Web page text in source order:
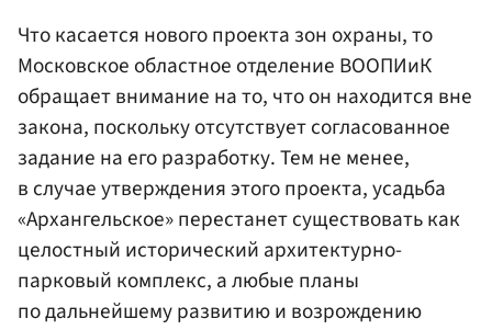
Что касается нового проекта зон охраны, то
Московское областное отделение ВООПИиК
обращает внимание на то, что он находится вне
закона, поскольку отсутствует согласованное
задание на его разработку. Тем не менее,
в случае утверждения этого проекта, усадьба
«Архангельское» перестанет существовать как
целостный исторический архитектурно-
парковый комплекс, а любые планы
по дальнейшему развитию и возрождению